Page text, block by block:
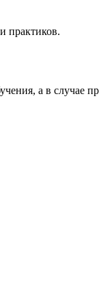
практиков.
а в случае